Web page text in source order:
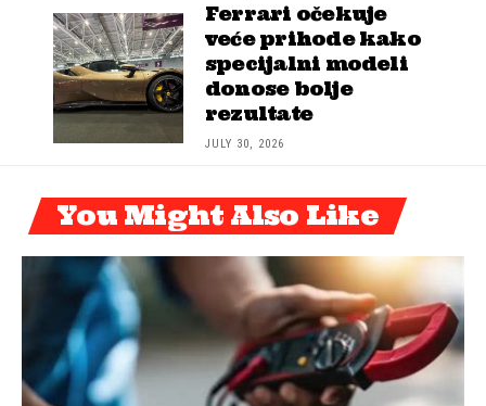
Ferrari očekuje
veće prihode kako
specijalni modeli
donose bolje
rezultate
JULY 30, 2026
You Might Also Like